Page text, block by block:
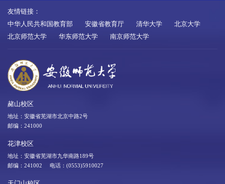
友情链接：
中华人民共和国教育部
安徽省教育厅 清华大学
北京大学
北京师范大学
华东师范大学 南京师范大学
赭山校区
地址：安徽省芜湖市北京中路2号
邮编：241000
花津校区
地址：安徽省芜湖市九华南路189号
邮编：241002 电话：(0553)5910027